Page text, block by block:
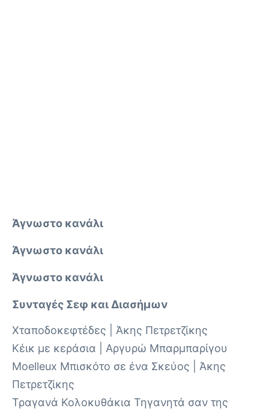
Άγνωστο κανάλι
Άγνωστο κανάλι
Άγνωστο κανάλι
Συνταγές Σεφ και Διασήμων
Χταποδοκεφτέδες | Άκης Πετρετζίκης
Κέικ με κεράσια | Αργυρώ Μπαρμπαρίγου
Moelleux Μπισκότο σε ένα Σκεύος | Άκης
Πετρετζίκης
Τραγανά Κολοκυθάκια Τηγανητά σαν της